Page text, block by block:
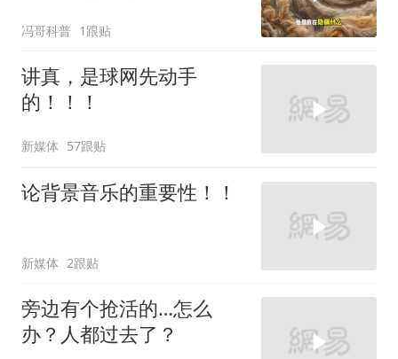
冯哥科普 1跟贴
讲真，是球网先动手
的！！！
新媒体 57跟贴
论背景音乐的重要性！！
新媒体 2跟贴
旁边有个抢活的…怎么
办？人都过去了？